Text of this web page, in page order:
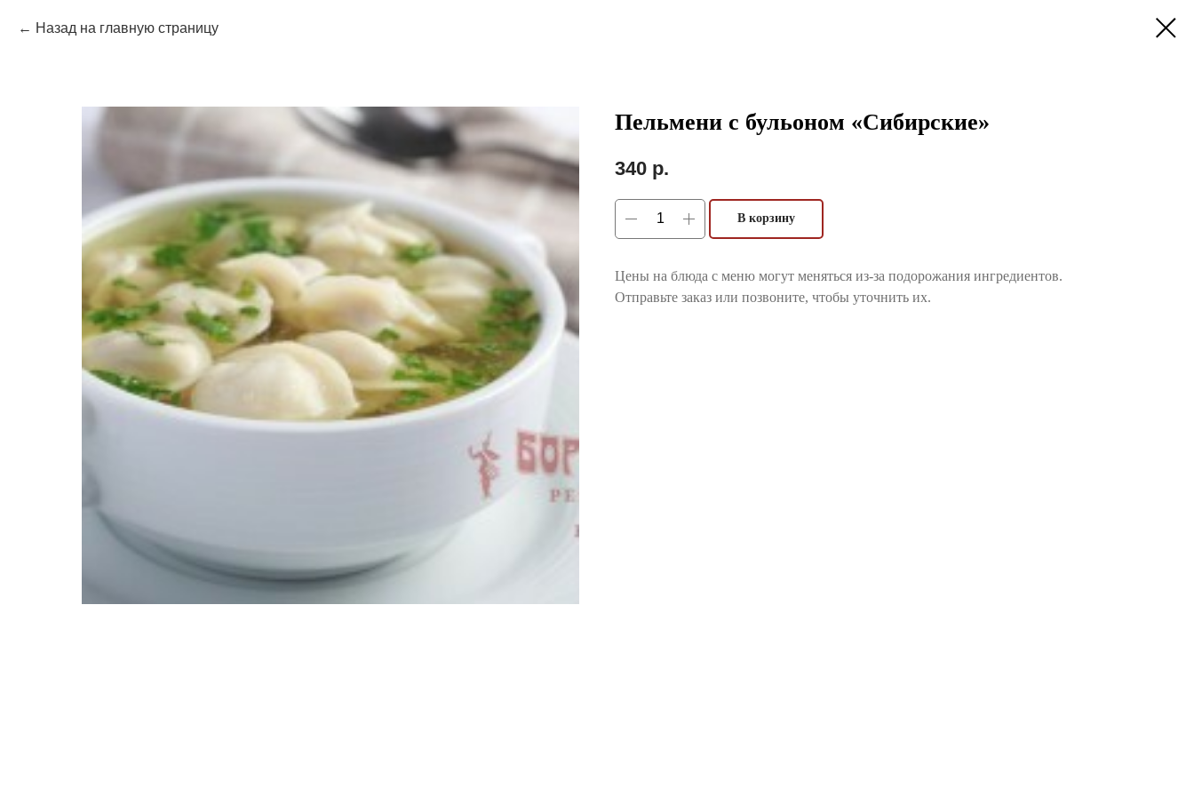
Назад на главную страницу
Пельмени с бульоном «Сибирские»
340 р.
В корзину
Цены на блюда с меню могут меняться из-за подорожания ингредиентов.
Отправьте заказ или позвоните, чтобы уточнить их.